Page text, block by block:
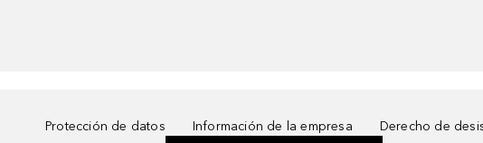
Protección de datos Información de la empresa Derecho de